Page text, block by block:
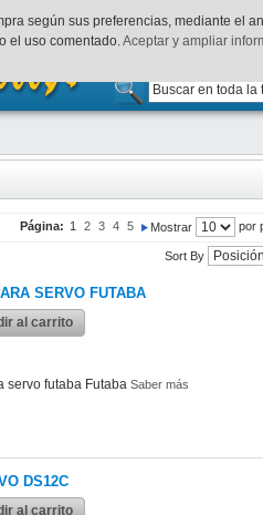
Mostrar por
Página: 1 2 3 4 5
Sort By
SERVO FUTABA
al carrito
servo futaba Futaba Saber más
DS12C
al carrito
según sus preferencias, mediante el
el uso comentado.Aceptar y ampliar